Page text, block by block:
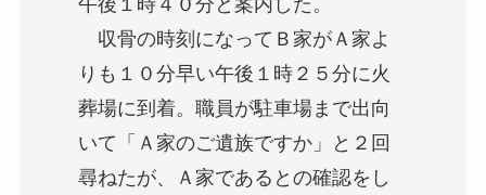
午後１時４０分と案内した。
収骨の時刻になってＢ家がＡ家よ
りも１０分早い午後１時２５分に火
葬場に到着。職員が駐車場まで出向
いて「Ａ家のご遺族ですか」と２回
尋ねたが、Ａ家であるとの確認をし